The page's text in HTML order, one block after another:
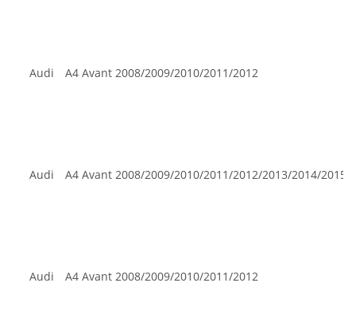
Audi A4 Avant 2008/2009/2010/2011/2012
Audi A4 Avant 2008/2009/2010/2011/2012/2013/2014/2015
Audi A4 Avant 2008/2009/2010/2011/2012